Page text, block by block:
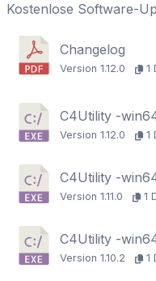
Kostenlose Software-
Changelog
Version 1.12.0 1
C4Utility -
Version 1.12.0 1
C4Utility -
Version 1.11.0 1
C4Utility -
Version 1.10.2 1